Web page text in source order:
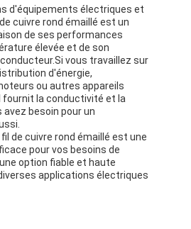
d'équipements électriques et
cuivre rond émaillé est un
de ses performances
élevée et de son
vous travaillez sur
d'énergie,
ou autres appareils
fournit la conductivité et la
besoin pour un
de cuivre rond émaillé est une
pour vos besoins de
option fiable et haute
applications électriques